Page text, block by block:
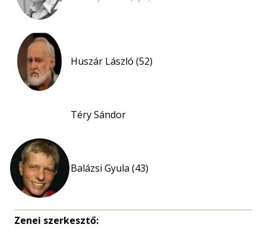
Huszár László (52)
Téry Sándor
Balázsi Gyula (43)
Zenei szerkesztő: